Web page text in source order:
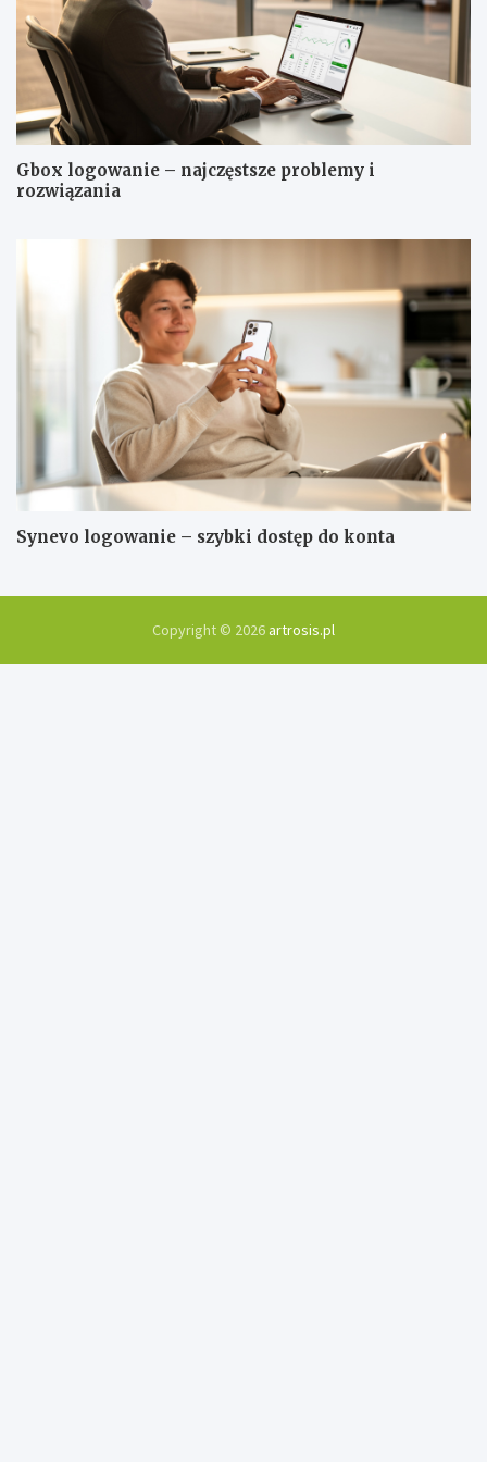
Gbox logowanie – najczęstsze problemy i
rozwiązania
Synevo logowanie – szybki dostęp do konta
Copyright © 2026artrosis.pl